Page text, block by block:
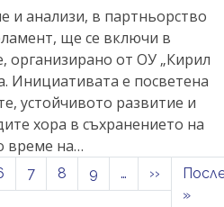
и анализи, в партньорство
ще се включи в
организирано от ОУ „Кирил
Инициативата е посветена
устойчивото развитие и
хора в съхранението на
време на…
7 8 9 … ›› Next
»Last